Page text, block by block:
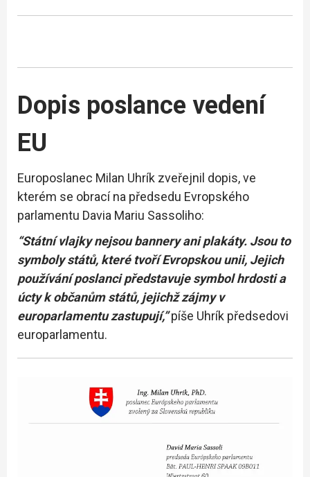
Dopis poslance vedení
EU
Europoslanec Milan Uhrík zveřejnil dopis, ve
kterém se obrací na předsedu Evropského
parlamentu Davia Mariu Sassoliho:
“Státní vlajky nejsou bannery ani plakáty. Jsou to
symboly států, které tvoří Evropskou unii, Jejich
používání poslanci představuje symbol hrdosti a
úcty k občanům států, jejichž zájmy v
europarlamentu zastupují,”píše Uhrík předsedovi
europarlamentu.